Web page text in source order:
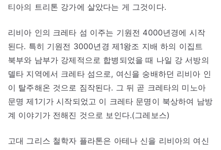
티아의 트리톤 강가에 살았다는 게 그것이다.
리비아 인의 크레타 섬 이주는 기원전 4000년경에 시작
된다. 특히 기원전 3000년경 제1왕조 지배 하의 이집트
북부와 남부가 강제적으로 합병되었을 때 나일 강 서방의
델타 지역에서 크레타 섬으로, 여신을 숭배하던 리비아 인
이 탈주해온 것으로 짐작된다. 그 뒤 곧 크레타의 미노아
문명 제1기가 시작되었고 이 크레타 문명이 북상하여 남방
계 이야기가 전해진 것으로 보인다.(그레보스)
고대 그리스 철학자 플라톤은 아테나 신을 리비아의 여신